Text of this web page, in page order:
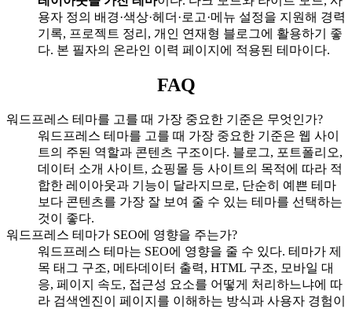
용자 정의 배경·색상·헤더·로고·메뉴 설정을 지원해 경력
기록, 프로젝트 정리, 개인 연재형 블로그에 활용하기 좋
다. 본 필자의 온라인 이력 페이지에 적용된 테마이다.
FAQ
워드프레스 테마를 고를 때 가장 중요한 기준은 무엇인가?
워드프레스 테마를 고를 때 가장 중요한 기준은 웹 사이
트의 주된 역할과 콘텐츠 구조이다. 블로그, 포트폴리오,
데이터 소개 사이트, 쇼핑몰 등 사이트의 목적에 따라 적
합한 레이아웃과 기능이 달라지므로, 단순히 예쁜 테마
보다 콘텐츠를 가장 잘 보여 줄 수 있는 테마를 선택하는
것이 좋다.
워드프레스 테마가 SEO에 영향을 주는가?
워드프레스 테마는 SEO에 영향을 줄 수 있다. 테마가 제
목 태그 구조, 메타데이터 출력, HTML 구조, 모바일 대
응, 페이지 속도, 접근성 요소를 어떻게 처리하느냐에 따
라 검색엔진이 페이지를 이해하는 방식과 사용자 경험이